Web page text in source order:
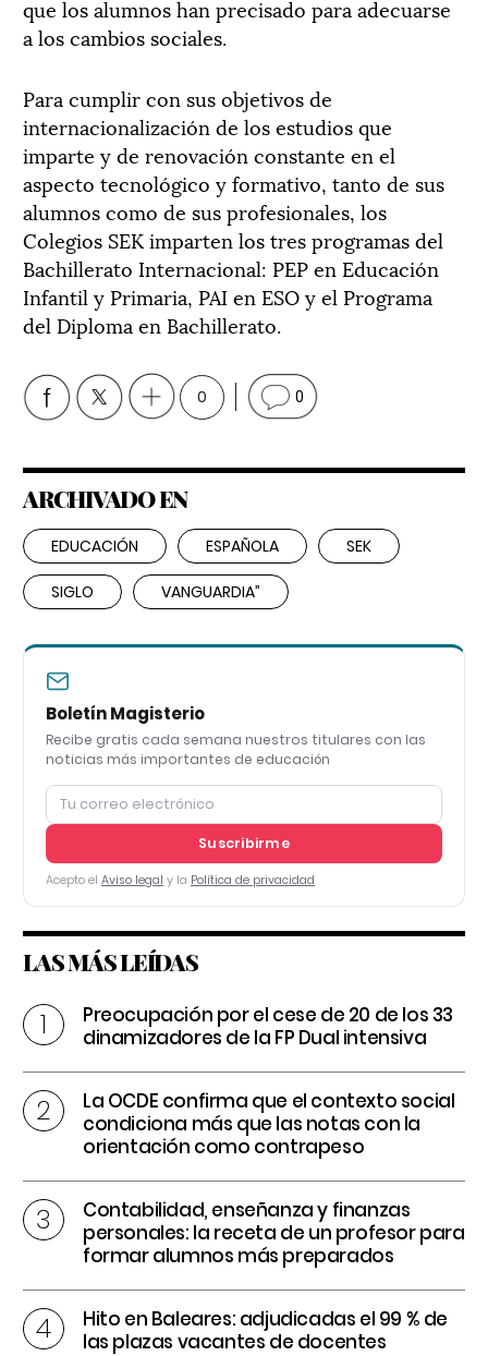
que los alumnos han precisado para adecuarse
a los cambios sociales.
Para cumplir con sus objetivos de
internacionalización de los estudios que
imparte y de renovación constante en el
aspecto tecnológico y formativo, tanto de sus
alumnos como de sus profesionales, los
Colegios SEK imparten los tres programas del
Bachillerato Internacional: PEP en Educación
Infantil y Primaria, PAI en ESO y el Programa
del Diploma en Bachillerato.
0 0
ARCHIVADO EN
EDUCACIÓN ESPAÑOLA SEK
SIGLO VANGUARDIA”
Boletín Magisterio
Recibe gratis cada semana nuestros titulares con las
noticias más importantes de educación
Suscribirme
Acepto el Aviso legal y la Política de privacidad
LAS MÁS LEÍDAS
Preocupación por el cese de 20 de los 33
dinamizadores de la FP Dual intensiva
La OCDE confirma que el contexto social
condiciona más que las notas con la
orientación como contrapeso
Contabilidad, enseñanza y finanzas
personales: la receta de un profesor para
formar alumnos más preparados
Hito en Baleares: adjudicadas el 99 % de
las plazas vacantes de docentes